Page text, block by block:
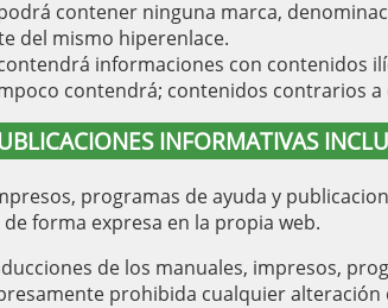
contener ninguna marca,
del mismo hiperenlace.
informaciones con contenidos
contendrá; contenidos contrarios
INFORMATIVAS
programas de ayuda y
forma expresa en la propia web.
de los manuales, impresos,
prohibida cualquier